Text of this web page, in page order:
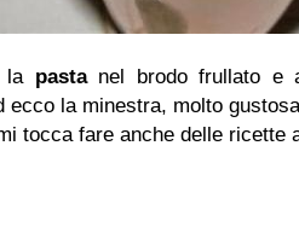
la pastanel brodo frullato e
ecco la minestra, molto
tocca fare anche delle ricette